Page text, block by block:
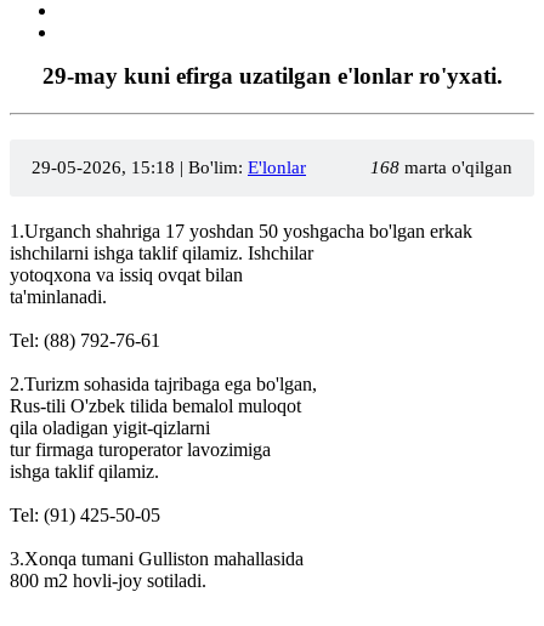
29-may kuni efirga uzatilgan e'lonlar ro'yxati.
29-05-2026, 15:18 168 marta o'qilgan
| Bo'lim: E'lonlar
1.Urganch shahriga 17 yoshdan 50 yoshgacha bo'lgan erkak
ishchilarni ishga taklif qilamiz. Ishchilar
yotoqxona va issiq ovqat bilan
ta'minlanadi.
Tel: (88) 792-76-61
2.Turizm sohasida tajribaga ega bo'lgan,
Rus-tili O'zbek tilida bemalol muloqot
qila oladigan yigit-qizlarni
tur firmaga turoperator lavozimiga
ishga taklif qilamiz.
Tel: (91) 425-50-05
3.Xonqa tumani Gulliston mahallasida
800 m2 hovli-joy sotiladi.